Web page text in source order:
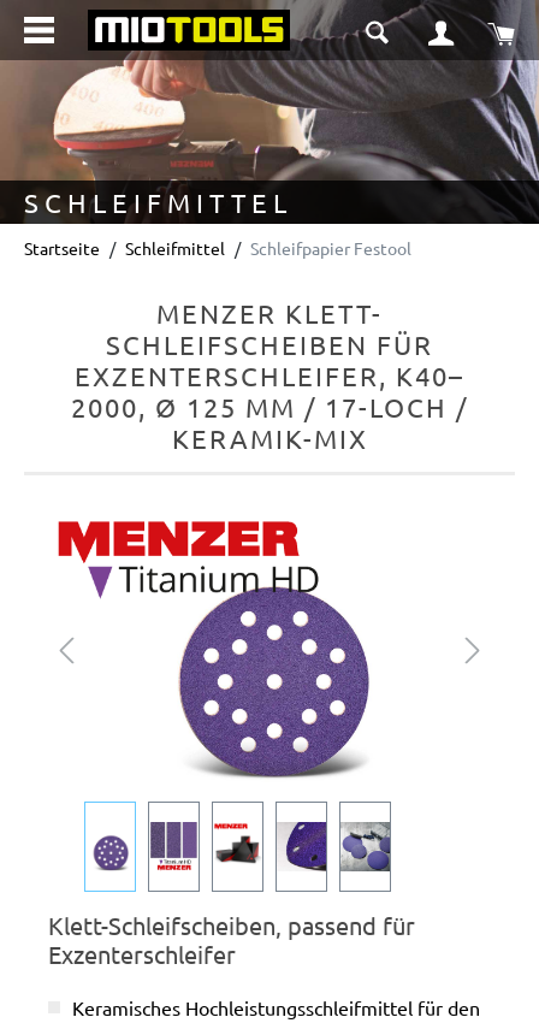
springen
SCHLEIFMITTEL
Startseite Schleifmittel Schleifpapier Festool
MENZER KLETT-
SCHLEIFSCHEIBEN FÜR
EXZENTERSCHLEIFER, K40–
2000, Ø 125 MM / 17-LOCH /
KERAMIK-MIX
Bildergalerie überspringen
Klett-Schleifscheiben, passend für
Exzenterschleifer
Keramisches Hochleistungsschleifmittel für den